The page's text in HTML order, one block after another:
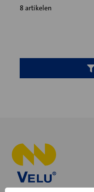
8 artikelen